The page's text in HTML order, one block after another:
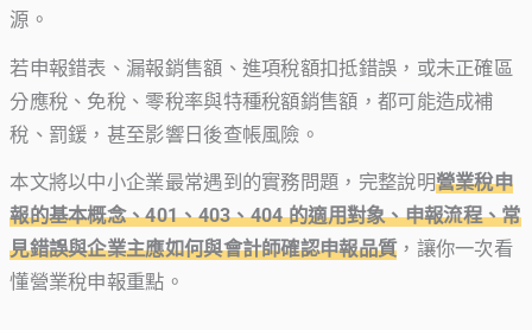
源。
若申報錯表、漏報銷售額、進項稅額扣抵錯誤，或未正確區
分應稅、免稅、零稅率與特種稅額銷售額，都可能造成補
稅、罰鍰，甚至影響日後查帳風險。
本文將以中小企業最常遇到的實務問題，完整說明營業稅申
報的基本概念、401、403、404 的適用對象、申報流程、常
見錯誤與企業主應如何與會計師確認申報品質 ，讓你一次看
懂營業稅申報重點。